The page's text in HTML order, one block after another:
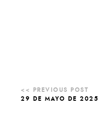
29 DE MAYO DE 2025